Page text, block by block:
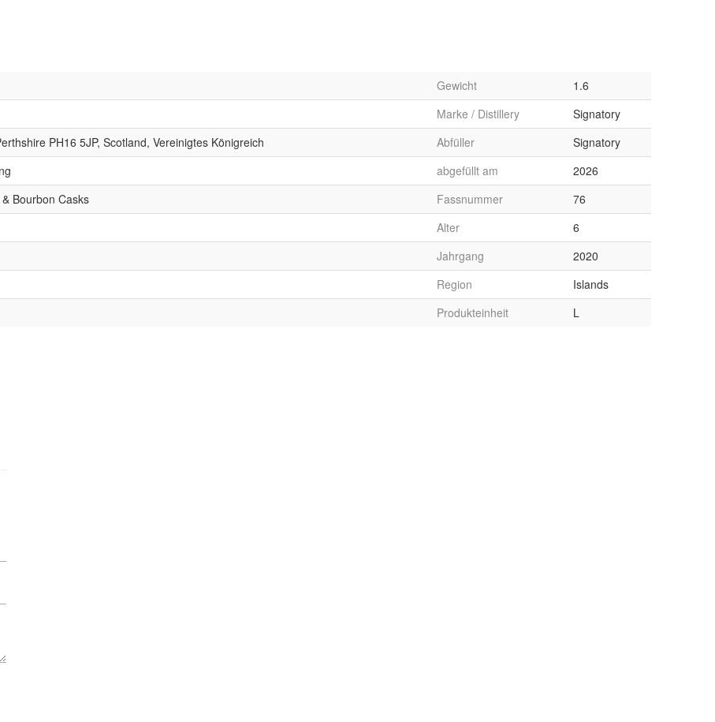
Gewicht
1.6
Marke / Distillery
Signatory
PH16 5JP, Scotland, Vereinigtes Königreich Abfüller
Signatory
abgefüllt am
2026
Bourbon Casks Fassnummer
76
Alter
6
Jahrgang
2020
Region
Islands
Produkteinheit L